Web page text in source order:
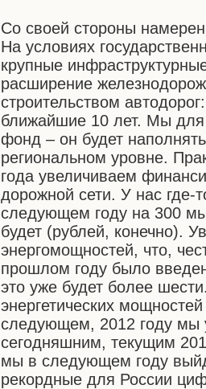
Со своей стороны
На условиях
крупные
расширение
строительством
ближайшие 10 лет. Мы для
фонд – он будет
региональном уровне.
года увеличиваем
дорожной сети. У нас
следующем году на 300
будет (рублей, конечно).
энергомощностей, что,
прошлом году было
это уже будет более
энергетических
следующем, 2012 году мы
сегодняшним, текущим
мы в следующем году
рекордные для России